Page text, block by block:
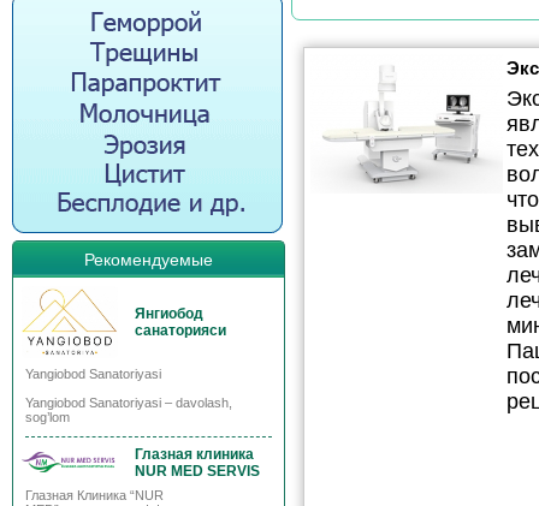
Рекомендуемые
Янгиобод
санаторияси
Yangiobod Sanatoriyasi
Yangiobod Sanatoriyasi – davolash,
sog’lom
Глазная клиника
NUR MED SERVIS
Глазная Клиника “NUR